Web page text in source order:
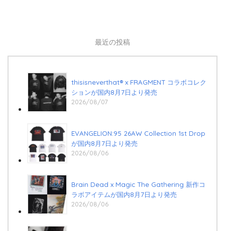
最近の投稿
thisisneverthat® x FRAGMENT コラボコレク
ションが国内8月7日より発売
2026/08/07
EVANGELION:95 26AW Collection 1st Drop
が国内8月7日より発売
2026/08/06
Brain Dead x Magic The Gathering 新作コ
ラボアイテムが国内8月7日より発売
2026/08/06